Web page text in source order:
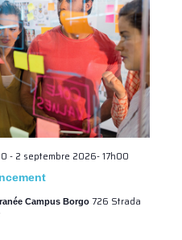
- 2 septembre 2026- 17h00
Campus Borgo 726 Strada